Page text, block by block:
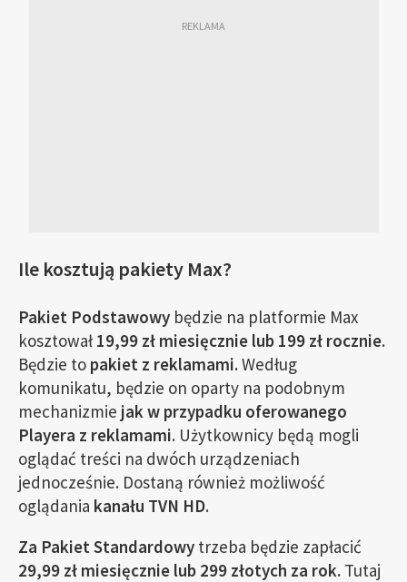
Ile kosztują pakiety Max?
Pakiet Podstawowy będzie na platformie Max
kosztował 19,99 zł miesięcznie lub 199 zł rocznie.
Będzie to pakiet z reklamami.Według
komunikatu, będzie on oparty na podobnym
mechanizmie jak w przypadku oferowanego
Playera z reklamami. Użytkownicy będą mogli
oglądać treści na dwóch urządzeniach
jednocześnie. Dostaną również możliwość
oglądania kanału TVN HD.
Za Pakiet Standardowy trzeba będzie zapłacić
29,99 zł miesięcznie lub 299 złotych za rok. Tutaj